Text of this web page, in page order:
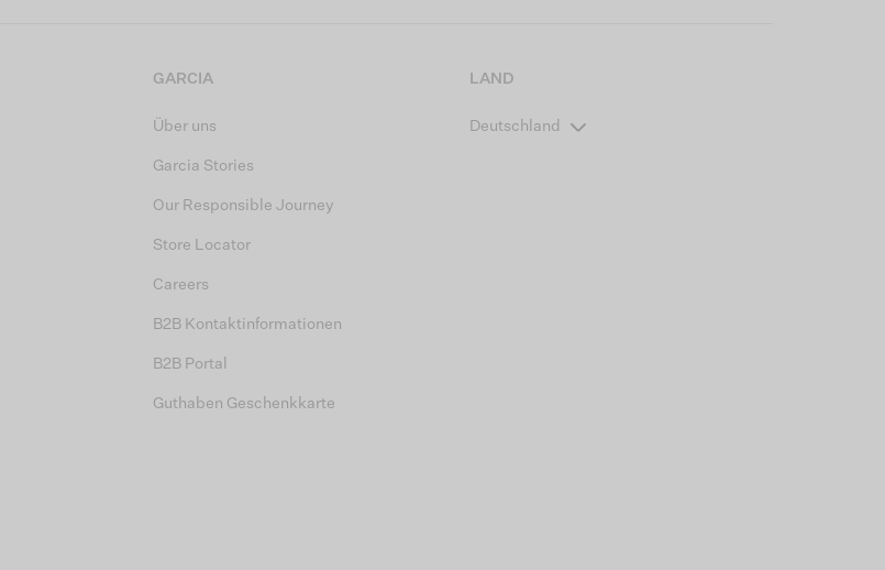
GARCIA
Über uns
Garcia Stories
Our Responsible Journey
Store Locator
Careers
B2B Kontaktinformationen
B2B Portal
Guthaben Geschenkkarte
LAND
Deutschland